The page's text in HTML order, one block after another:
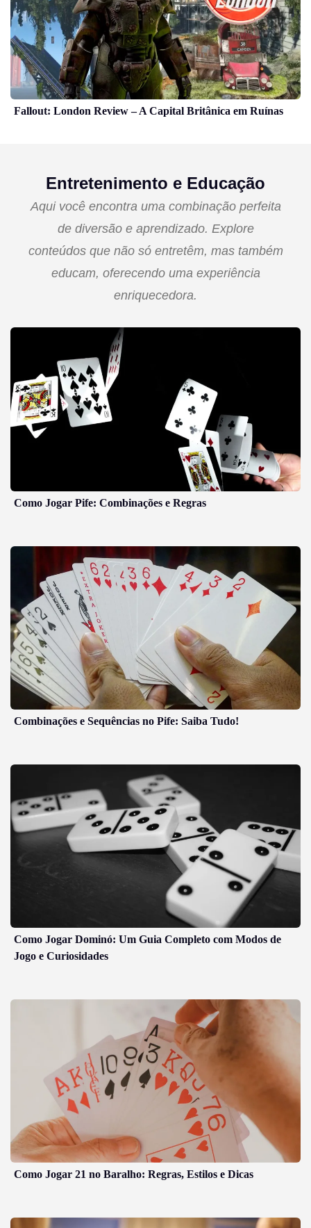
Fallout: London Review – A Capital Britânica em Ruínas
Entretenimento e Educação
Aqui você encontra uma combinação perfeita
de diversão e aprendizado. Explore
conteúdos que não só entretêm, mas também
educam, oferecendo uma experiência
enriquecedora.
Como Jogar Pife: Combinações e Regras
Combinações e Sequências no Pife: Saiba Tudo!
Como Jogar Dominó: Um Guia Completo com Modos de
Jogo e Curiosidades
Como Jogar 21 no Baralho: Regras, Estilos e Dicas